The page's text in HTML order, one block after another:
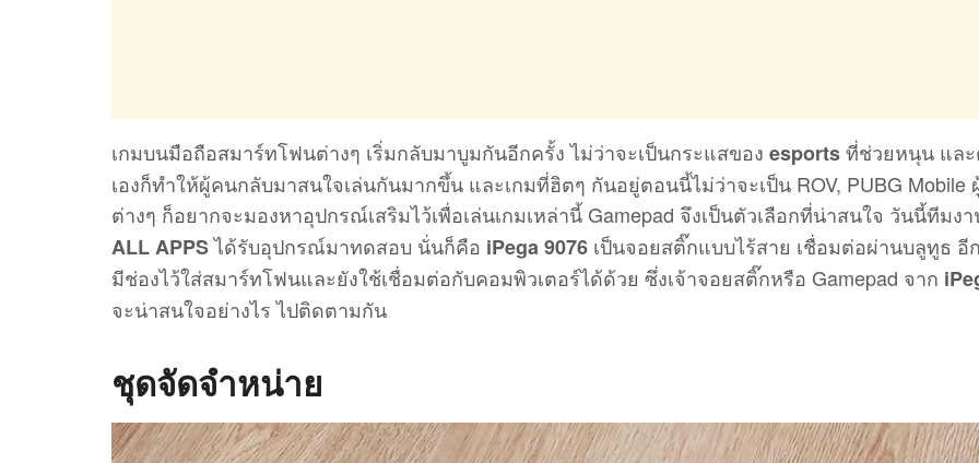
เกมบนมือถือสมาร์ทโฟนต่างๆ เริ่มกลับมาบูมกันอีกครั้ง ไม่ว่าจะเป็นกระแสของ esportsที่ช่วยหนุน และ
เองก็ทำให้ผู้คนกลับมาสนใจเล่นกันมากขึ้น และเกมที่ฮิตๆ กันอยู่ตอนนี้ไม่ว่าจะเป็น ROV, PUBG Mobile
ต่างๆ ก็อยากจะมองหาอุปกรณ์เสริมไว้เพื่อเล่นเกมเหล่านี้ Gamepad จึงเป็นตัวเลือกที่น่าสนใจ วันนี้ทีมง
ALL APPSได้รับอุปกรณ์มาทดสอบ นั่นก็คือ iPega 9076 เป็นจอยสติ๊กแบบไร้สาย เชื่อมต่อผ่านบลูทูธ อี
มีช่องไว้ใส่สมาร์ทโฟนและยังใช้เชื่อมต่อกับคอมพิวเตอร์ได้ด้วย ซึ่งเจ้าจอยสติ๊กหรือ Gamepad จาก
จะน่าสนใจอย่างไร ไปติดตามกัน
ชุดจัดจำหน่าย